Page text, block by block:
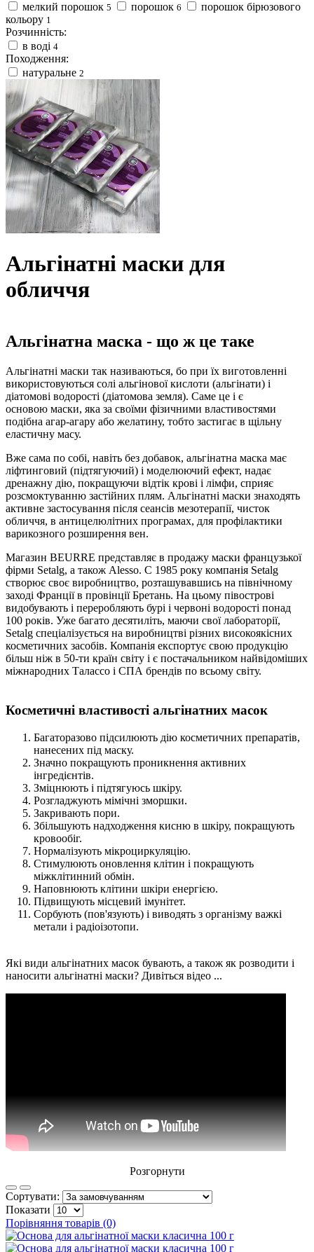
мелкий порошок 5 порошок 6
порошок бірюзового
кольору 1
Розчинність:
в воді 4
Походження:
натуральне 2
Альгінатні маски для
обличчя
Альгінатна маска - що ж це таке
Альгінатні маски так називаються, бо при їх виготовленні
використовуються солі альгінової кислоти (альгінати) і
діатомові водорості (діатомова земля). Саме це і є
основою маски, яка за своїми фізичними властивостями
подібна агар-агару або желатину, тобто застигає в щільну
еластичну масу.
Вже сама по собі, навіть без добавок, альгінатна маска має
ліфтинговий (підтягуючий) і моделюючий ефект, надає
дренажну дію, покращуючи відтік крові і лімфи, сприяє
розсмоктуванню застійних плям. Альгінатні маски знаходять
активне застосування після сеансів мезотерапії, чисток
обличчя, в антицелюлітних програмах, для профілактики
варикозного розширення вен.
Магазин BEURRE представляє в продажу маски французької
фірми Setalg, а також Alesso. C 1985 року компанія Setalg
створює своє виробництво, розташувавшись на північному
заході Франції в провінції Бретань. На цьому півострові
видобувають і переробляють бурі і червоні водорості понад
100 років. Уже багато десятиліть, маючи свої лабораторії,
Setalg спеціалізується на виробництві різних високоякісних
косметичних засобів. Компанія експортує свою продукцію
більш ніж в 50-ти країн світу і є постачальником найвідоміших
міжнародних Талассо і СПА брендів по всьому світу.
Косметичні властивості альгінатних масок
Багаторазово підсилюють дію косметичних препаратів,
нанесених під маску.
Значно покращують проникнення активних
інгредієнтів.
Зміцнюють і підтягуюсь шкіру.
Розгладжують мімічні зморшки.
Закривають пори.
Збільшують надходження кисню в шкіру, покращують
кровообіг.
Нормалізують мікроциркуляцію.
Стимулюють оновлення клітин і покращують
міжклітинний обмін.
Наповнюють клітини шкіри енергією.
Підвищують місцевий імунітет.
Сорбують (пов'язують) і виводять з організму важкі
метали і радіоізотопи.
Які види альгінатних масок бувають, а також як розводити і
наносити альгінатні маски? Дивіться відео ...
Розгорнути
Сортувати:
Показати
Порівняння товарів (0)